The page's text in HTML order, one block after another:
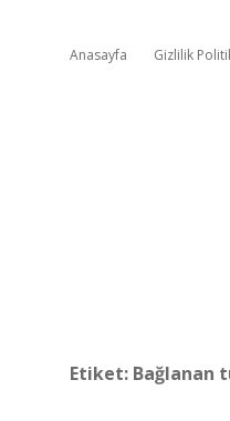
Anasayfa Gizlilik
Etiket: Bağlanan